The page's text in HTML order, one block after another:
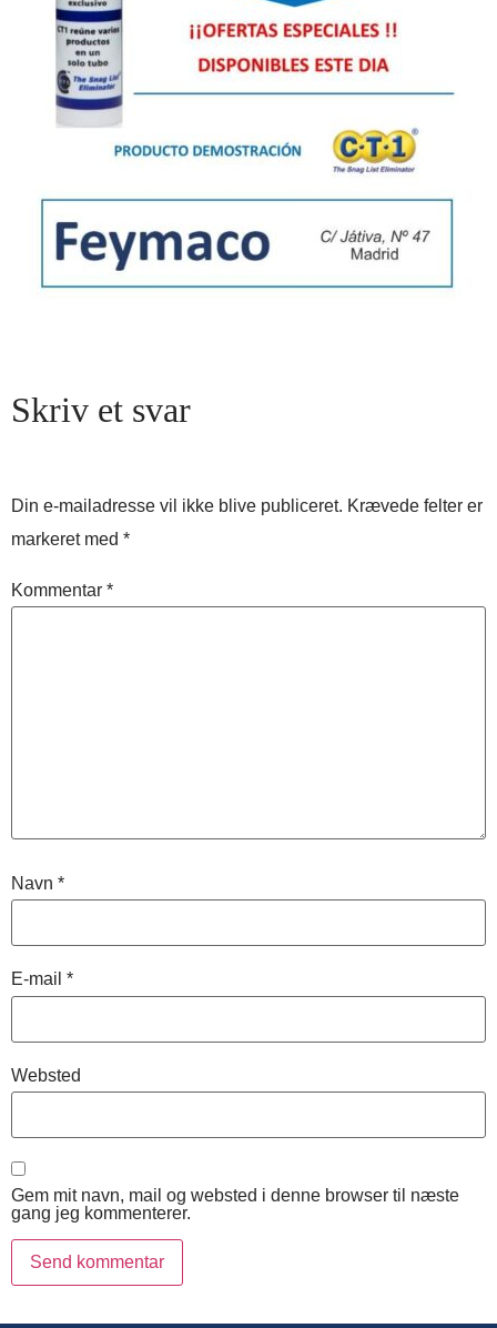
Skriv et svar
Din e-mailadresse vil ikke blive publiceret. Krævede felter er
markeret med *
Kommentar *
Navn *
E-mail *
Websted
Gem mit navn, mail og websted i denne browser til næste
gang jeg kommenterer.